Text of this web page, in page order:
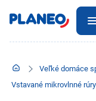
Veľké domáce
Vstavané mikrovlnné rúry